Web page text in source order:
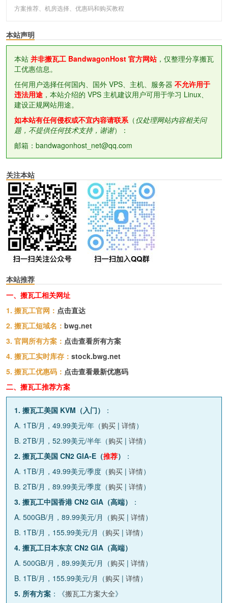
方案推荐、机房选择、优惠码和购买教程
本站声明
本站 并非搬瓦工 BandwagonHost 官方网站，仅整理分享搬瓦
工优惠信息。
任何用户选择任何国内、国外 VPS、主机、服务器 不允许用于
违法用途 ，本站介绍的 VPS 主机建议用户可用于学习 Linux、
建设正规网站用途。
如本站有任何侵权或不宜内容请联系（仅处理网站内容相关问
题，不提供任何技术支持，谢谢）：
邮箱：bandwagonhost_net@qq.com
关注本站
本站推荐
一、搬瓦工相关网址
1. 搬瓦工官网： 点击直达
2. 搬瓦工短域名： bwg.net
3. 官网所有方案： 点击查看所有方案
4. 搬瓦工实时库存： stock.bwg.net
5. 搬瓦工优惠码： 点击查看最新优惠码
二、搬瓦工推荐方案
1. 搬瓦工美国 KVM（入门）
：
A. 1TB/月，49.99美元/年（购买 | 详情）
B. 2TB/月，52.99美元/半年（购买 | 详情）
2. 搬瓦工美国 CN2 GIA-E（推荐）
：
A. 1TB/月，49.99美元/季度（购买 | 详情）
B. 2TB/月，89.99美元/季度（购买 | 详情）
3. 搬瓦工中国香港 CN2 GIA（高端）
：
A. 500GB/月，89.99美元/月（购买 | 详情）
B. 1TB/月，155.99美元/月（购买 | 详情）
4. 搬瓦工日本东京 CN2 GIA（高端）
A. 500GB/月，89.99美元/月（购买 | 详情）
B. 1TB/月，155.99美元/月（购买 | 详情）
5. 所有方案 ：《搬瓦工方案大全》